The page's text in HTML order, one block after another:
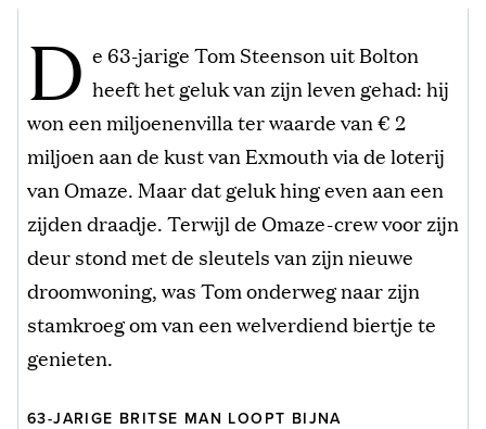
D e 63-jarige Tom Steenson uit Bolton
heeft het geluk van zijn leven gehad: hij
won een miljoenenvilla ter waarde van € 2
miljoen aan de kust van Exmouth via de loterij
van Omaze. Maar dat geluk hing even aan een
zijden draadje. Terwijl de Omaze-crew voor zijn
deur stond met de sleutels van zijn nieuwe
droomwoning, was Tom onderweg naar zijn
stamkroeg om van een welverdiend biertje te
genieten.
63-JARIGE BRITSE MAN LOOPT BIJNA